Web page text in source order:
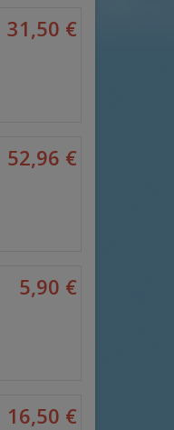
31,50 €
52,96 €
5,90 €
16,50 €